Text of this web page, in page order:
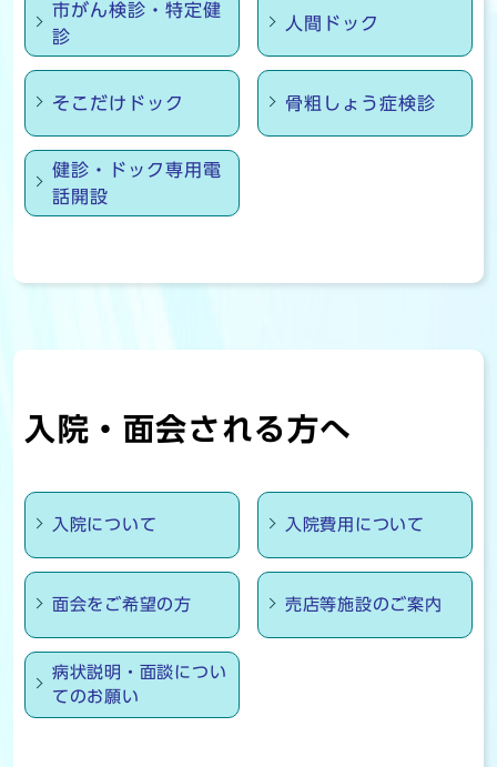
市がん検診・特定健
診
人間ドック
そこだけドック 骨粗しょう症検診
健診・ドック専用電
話開設
入院・面会される方へ
入院について 入院費用について
面会をご希望の方 売店等施設のご案内
病状説明・面談につい
てのお願い